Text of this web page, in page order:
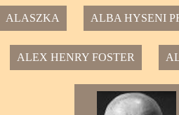
ALASZKA ALBA HYSENI
ALEX HENRY FOSTER